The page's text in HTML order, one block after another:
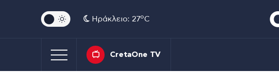
Ηράκλειο: 27oC
CretaOne TV